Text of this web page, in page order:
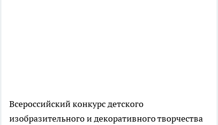
Всероссийский конкурс детского
изобразительного и декоративного творчества